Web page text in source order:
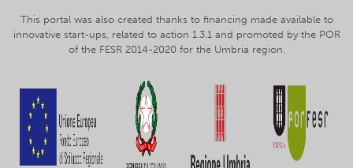
This portal was also created thanks to financing made available to
innovative start-ups, related to action 1.3.1 and promoted by the POR
of the FESR 2014-2020 for the Umbria region.